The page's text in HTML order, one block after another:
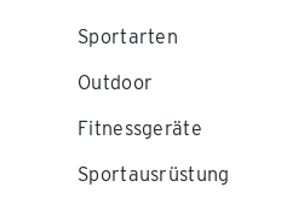
Sportarten
Outdoor
Fitnessgeräte
Sportausrüstung